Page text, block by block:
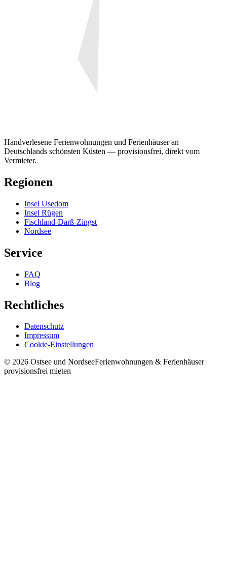
Handverlesene Ferienwohnungen und Ferienhäuser an
Deutschlands schönsten Küsten — provisionsfrei, direkt vom
Vermieter.
Regionen
Insel Usedom
Insel Rügen
Fischland-Darß-Zingst
Nordsee
Service
FAQ
Blog
Rechtliches
Datenschutz
Impressum
Cookie-Einstellungen
© 2026 Ostsee und NordseeFerienwohnungen & Ferienhäuser
provisionsfrei mieten